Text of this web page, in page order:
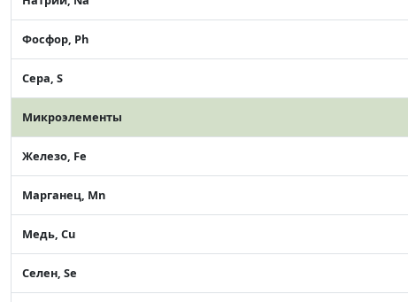
Фосфор, Ph
Сера, S
Микроэлементы
Железо, Fe
Марганец, Mn
Медь, Cu
Селен, Se